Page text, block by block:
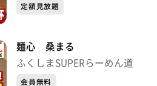
定額見放題
麺心 桑まる
ふくしまSUPERらーめん道
会員無料